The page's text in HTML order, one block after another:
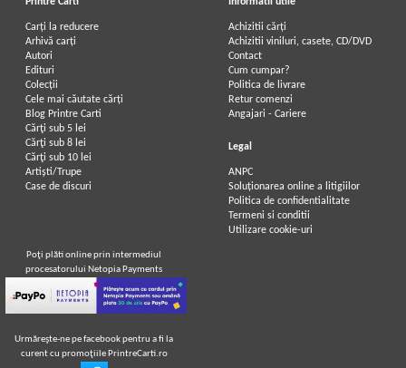
Carți la reducere
Arhivă carți
Autori
Edituri
Colecții
Cele mai căutate cărți
Blog Printre Carti
Cărţi sub 5 lei
Cărţi sub 8 lei
Cărţi sub 10 lei
Artiști/Trupe
Case de discuri
Achizitii cărți
Achizitii viniluri, casete, CD/DVD
Contact
Cum cumpar?
Politica de livrare
Retur comenzi
Angajari - Cariere
Legal
ANPC
Soluționarea online a litigiilor
Politica de confidentialitate
Termeni si conditii
Utilizare cookie-uri
Poţi plăti online prin intermediul
procesatorului Netopia Payments
Urmăreşte-ne pe facebook pentru a fi la
curent cu promoţiile PrintreCarti.ro